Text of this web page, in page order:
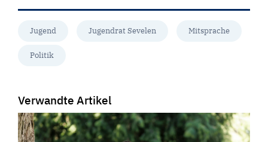
Jugend Jugendrat Sevelen Mitsprache
Politik
Verwandte Artikel